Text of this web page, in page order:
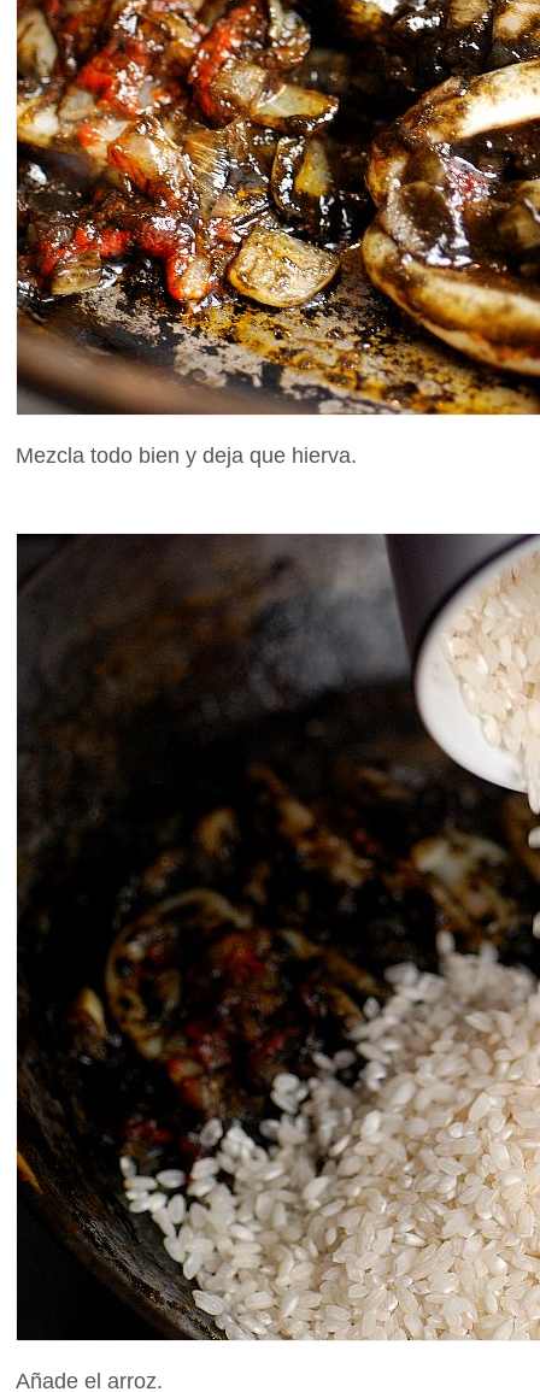
Mezcla todo bien y deja que hierva.
Añade el arroz.